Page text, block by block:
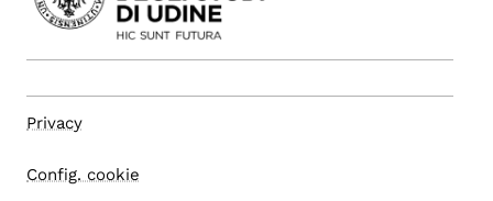
Privacy
Config. cookie